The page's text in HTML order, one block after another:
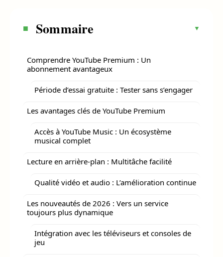
Sommaire
Comprendre YouTube Premium : Un
abonnement avantageux
Période d’essai gratuite : Tester sans s’engager
Les avantages clés de YouTube Premium
Accès à YouTube Music : Un écosystème
musical complet
Lecture en arrière-plan : Multitâche facilité
Qualité vidéo et audio : L’amélioration continue
Les nouveautés de 2026 : Vers un service
toujours plus dynamique
Intégration avec les téléviseurs et consoles de
jeu